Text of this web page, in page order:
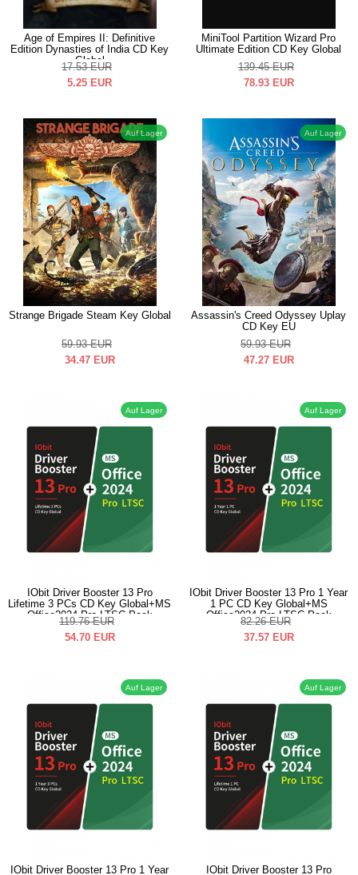
Age of Empires II: Definitive
Edition Dynasties of India CD Key
Global
17.53 EUR
5.25 EUR
MiniTool Partition Wizard Pro
Ultimate Edition CD Key Global
139.45 EUR
78.93 EUR
Auf Lager
Strange Brigade Steam Key Global
59.93 EUR
34.47 EUR
Auf Lager
Assassin's Creed Odyssey Uplay
CD Key EU
59.93 EUR
47.27 EUR
Auf Lager
IObit Driver Booster 13 Pro
Lifetime 3 PCs CD Key Global+MS
Office2024 Pro LTSC Pack
119.76 EUR
54.70 EUR
Auf Lager
IObit Driver Booster 13 Pro 1 Year
1 PC CD Key Global+MS
Office2024 Pro LTSC Pack
82.26 EUR
37.57 EUR
Auf Lager
IObit Driver Booster 13 Pro 1 Year
Auf Lager
IObit Driver Booster 13 Pro